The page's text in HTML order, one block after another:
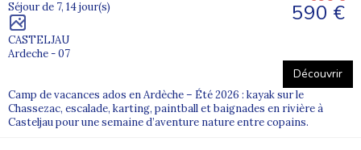
Séjour de 7, 14 jour(s)
CASTELJAU
Ardeche - 07
590 €
Découvrir
Camp de vacances ados en Ardèche – Été 2026 : kayak sur le
Chassezac, escalade, karting, paintball et baignades en rivière à
Casteljau pour une semaine d’aventure nature entre copains.